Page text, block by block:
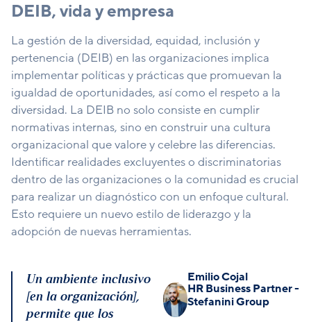
DEIB, vida y empresa
La gestión de la diversidad, equidad, inclusión y
pertenencia (DEIB) en las organizaciones implica
implementar políticas y prácticas que promuevan la
igualdad de oportunidades, así como el respeto a la
diversidad. La DEIB no solo consiste en cumplir
normativas internas, sino en construir una cultura
organizacional que valore y celebre las diferencias.
Identificar realidades excluyentes o discriminatorias
dentro de las organizaciones o la comunidad es crucial
para realizar un diagnóstico con un enfoque cultural.
Esto requiere un nuevo estilo de liderazgo y la
adopción de nuevas herramientas.
Un ambiente inclusivo
[en la organización],
permite que los
Emilio Cojal
HR Business Partner -
Stefanini Group